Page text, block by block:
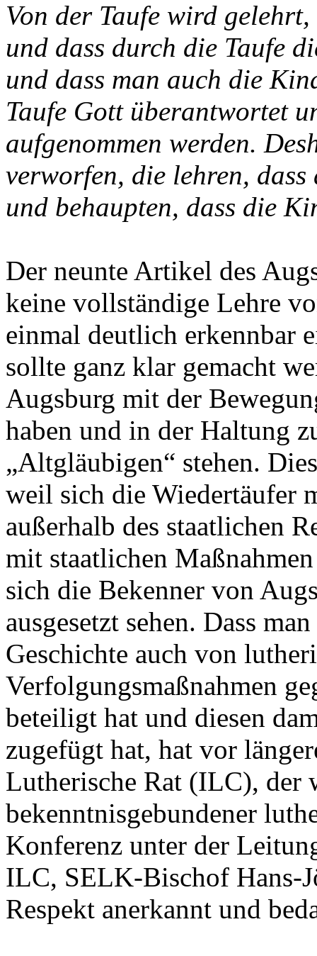
Von der Taufe wird
und dass durch die Taufe
und dass man auch die
Taufe Gott überantwortet
aufgenommen werden.
verworfen, die lehren,
und behaupten, dass die
Der neunte Artikel des
keine vollständige Lehre
einmal deutlich erkennbar
sollte ganz klar gemacht
Augsburg mit der
haben und in der Haltung
„Altgläubigen“ stehen.
weil sich die Wiedertäufer
außerhalb des staatlichen
mit staatlichen
sich die Bekenner von
ausgesetzt sehen. Dass
Geschichte auch von
Verfolgungsmaßnahmen
beteiligt hat und diesen
zugefügt hat, hat vor
Lutherische Rat (ILC), der
bekenntnisgebundener
Konferenz unter der
ILC, SELK-Bischof Hans-
Respekt anerkannt und